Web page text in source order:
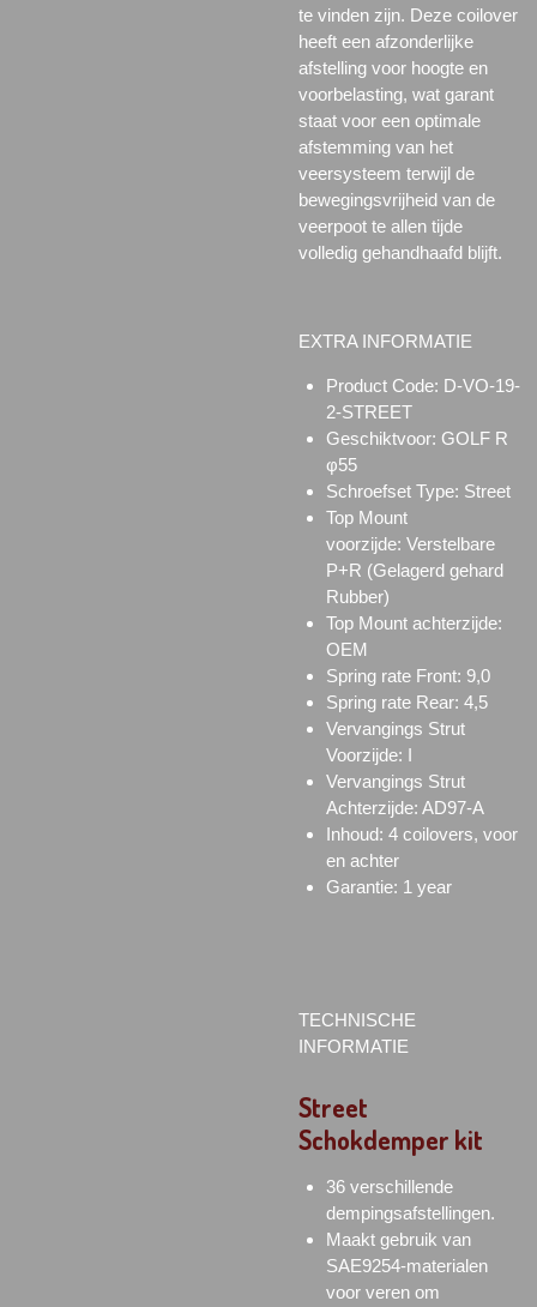
te vinden zijn. Deze coilover
heeft een afzonderlijke
afstelling voor hoogte en
voorbelasting, wat garant
staat voor een optimale
afstemming van het
veersysteem terwijl de
bewegingsvrijheid van de
veerpoot te allen tijde
volledig gehandhaafd blijft.
EXTRA INFORMATIE
Product Code: D-VO-19-
2-STREET
Geschiktvoor: GOLF R
φ55
Schroefset Type: Street
Top Mount
voorzijde: Verstelbare
P+R (Gelagerd gehard
Rubber)
Top Mount achterzijde:
OEM
Spring rate Front: 9,0
Spring rate Rear: 4,5
Vervangings Strut
Voorzijde: I
Vervangings Strut
Achterzijde: AD97-A
Inhoud: 4 coilovers, voor
en achter
Garantie: 1 year
TECHNISCHE
INFORMATIE
Street
Schokdemper kit
36 verschillende
dempingsafstellingen.
Maakt gebruik van
SAE9254-materialen
voor veren om